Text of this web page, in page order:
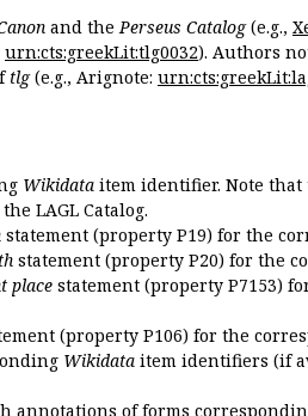
and the Perseus Catalog(e.g.,
urn:cts:greekLit:tlg0032). Authors
tlg(e.g., Arignote:
Wikidata item identifier. Note
LAGL Catalog.
statement (property P19) for the
statement (property P20) for the
place statement (property P7153)
(property P106) for the
Wikidata item identifiers (if
annotations of forms